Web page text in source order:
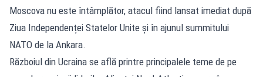
Moscova nu este întâmplător, atacul fiind lansat imediat după
Ziua Independenței Statelor Unite și în ajunul summitului
NATO de la Ankara.
Războiul din Ucraina se află printre principalele teme de pe